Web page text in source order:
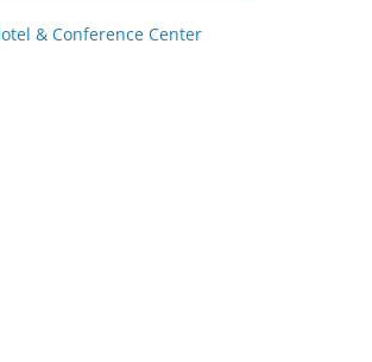
& Conference Center